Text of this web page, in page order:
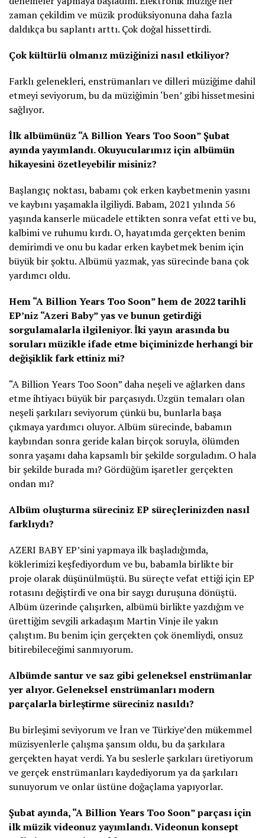
zaman çekildim ve müzik prodüksiyonuna daha fazla
daldıkça bu saplantı arttı. Çok doğal hissettirdi.
Çok kültürlü olmanız müziğinizi nasıl etkiliyor?
Farklı gelenekleri, enstrümanları ve dilleri müziğime dahil
etmeyi seviyorum, bu da müziğimin ‘ben’ gibi hissetmesini
sağlıyor.
İlk albümünüz “A Billion Years Too Soon” Şubat
ayında yayımlandı. Okuyucularımız için albümün
hikayesini özetleyebilir misiniz?
Başlangıç noktası, babamı çok erken kaybetmenin yasını
ve kaybını yaşamakla ilgiliydi. Babam, 2021 yılında 56
yaşında kanserle mücadele ettikten sonra vefat etti ve bu,
kalbimi ve ruhumu kırdı. O, hayatımda gerçekten benim
demirimdi ve onu bu kadar erken kaybetmek benim için
büyük bir şoktu. Albümü yazmak, yas sürecinde bana çok
yardımcı oldu.
Hem “A Billion Years Too Soon” hem de 2022 tarihli
EP’niz “Azeri Baby” yas ve bunun getirdiği
sorgulamalarla ilgileniyor. İki yayın arasında bu
soruları müzikle ifade etme biçiminizde herhangi bir
değişiklik fark ettiniz mi?
“A Billion Years Too Soon” daha neşeli ve ağlarken dans
etme ihtiyacı büyük bir parçasıydı. Üzgün temaları olan
neşeli şarkıları seviyorum çünkü bu, bunlarla başa
çıkmaya yardımcı oluyor. Albüm sürecinde, babamın
kaybından sonra geride kalan birçok soruyla, ölümden
sonra yaşamı daha kapsamlı bir şekilde sorguladım. O hala
bir şekilde burada mı? Gördüğüm işaretler gerçekten
ondan mı?
Albüm oluşturma süreciniz EP süreçlerinizden nasıl
farklıydı?
AZERI BABY EP’sini yapmaya ilk başladığımda,
köklerimizi keşfediyordum ve bu, babamla birlikte bir
proje olarak düşünülmüştü. Bu süreçte vefat ettiği için EP
rotasını değiştirdi ve ona bir saygı duruşuna dönüştü.
Albüm üzerinde çalışırken, albümü birlikte yazdığım ve
ürettiğim sevgili arkadaşım Martin Vinje ile yakın
çalıştım. Bu benim için gerçekten çok önemliydi, onsuz
bitirebileceğimi sanmıyorum.
Albümde santur ve saz gibi geleneksel enstrümanlar
yer alıyor. Geleneksel enstrümanları modern
parçalarla birleştirme süreciniz nasıldı?
Bu birleşimi seviyorum ve İran ve Türkiye’den mükemmel
müzisyenlerle çalışma şansım oldu, bu da şarkılara
gerçekten hayat verdi. Ya bu seslerle şarkıları üretiyorum
ve gerçek enstrümanları kaydediyorum ya da şarkıları
sunuyorum ve onlar üstüne doğaçlama yapıyorlar.
Şubat ayında, “A Billion Years Too Soon” parçası için
ilk müzik videonuz yayımlandı. Videonun konsept